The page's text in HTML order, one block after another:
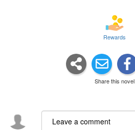
Rewards
Share this novel